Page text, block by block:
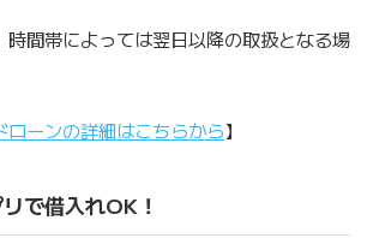
間帯によっては翌日以降の取扱となる場
ローンの詳細はこちらから】
で借入れOK！